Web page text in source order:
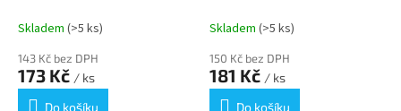
Skladem (>5 ks)
143 Kč bez DPH
173 Kč / ks
Do košíku
Skladem (>5 ks)
150 Kč bez DPH
181 Kč / ks
Do košíku